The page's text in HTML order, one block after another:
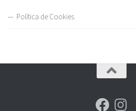
Política de Cookies